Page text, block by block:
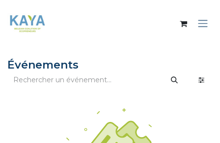
Événements